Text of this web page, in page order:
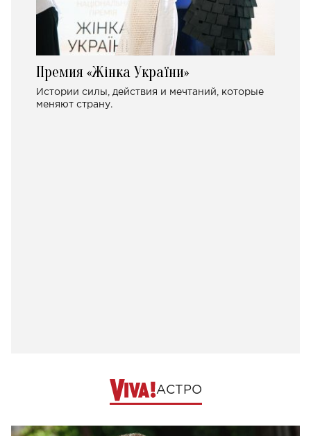
Премия «Жінка України»
Истории силы, действия и мечтаний, которые
меняют страну.
АСТРО